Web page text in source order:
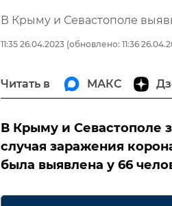
В Крыму и Севастополе
11:35 26.04.2023 (обновлено: 11:36
Читать в МАКС
В Крыму и Севастополе
случая заражения
была выявлена у 66